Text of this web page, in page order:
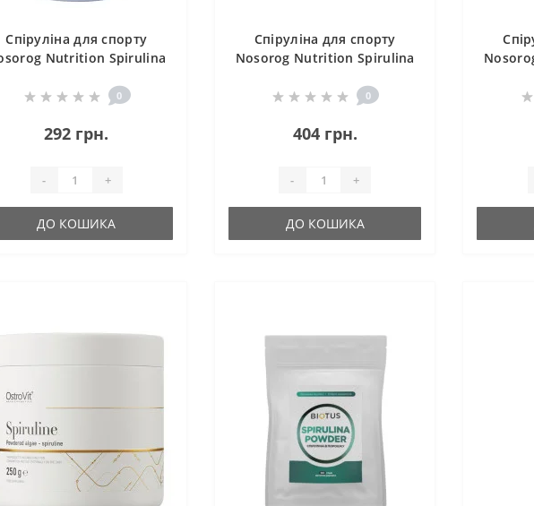
Спіруліна для спорту
Nutrition Spirulina
0
292 грн.
- +
ДО КОШИКА
Спіруліна для спорту
Nosorog Nutrition Spirulina
0
404 грн.
- +
ДО КОШИКА